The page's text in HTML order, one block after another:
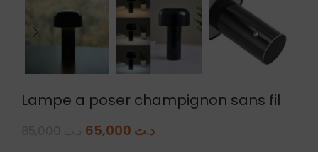
Lampe a poser champignon sans fil
د.ت